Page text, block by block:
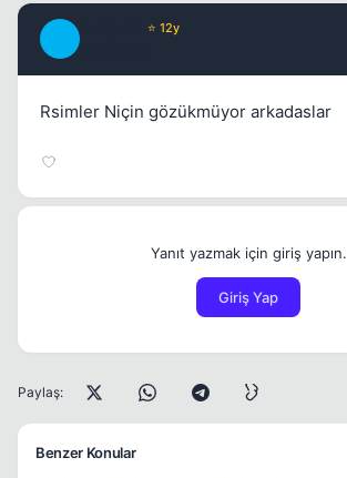
⭐ 12y
Rsimler Niçin gözükmüyor arkadaslar
Yanıt yazmak için giriş yapın.
Giriş Yap
Paylaş:
Benzer Konular